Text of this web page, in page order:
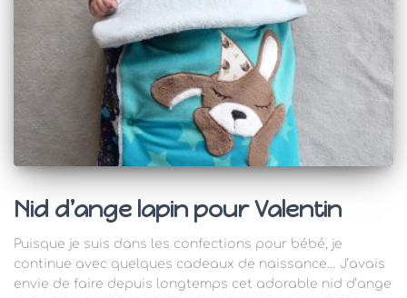
Nid d’ange lapin pour Valentin
Puisque je suis dans les confections pour bébé, je
continue avec quelques cadeaux de naissance… J’avais
envie de faire depuis longtemps cet adorable nid d’ange